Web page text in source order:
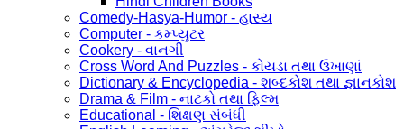
Comedy-Hasya-Humor - હાસ્ય
Computer - કમ્પ્યુટર
Cookery - વાનગી
Cross Word And Puzzles - કોયડા તથા ઉખાણાં
Dictionary & Encyclopedia - શબ્દકોશ તથા જ્ઞાનકોશ
Drama & Film - નાટકો તથા ફિલ્મ
Educational - શિક્ષણ સંબંધી